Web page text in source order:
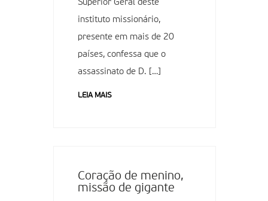
Superior Geral deste
instituto missionário,
presente em mais de 20
países, confessa que o
assassinato de D. […]
LEIA MAIS
Coração de menino,
missão de gigante